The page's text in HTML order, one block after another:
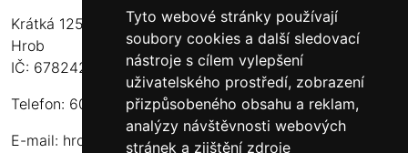
Tyto webové stránky používají
soubory cookies a další sledovací
nástroje s cílem vylepšení
uživatelského prostředí, zobrazení
přizpůsobeného obsahu a reklam,
analýzy návštěvnosti webových
stránek a zjištění zdroje
Krátká 125
Hrob
IČ: 67824234
Telefon: 603 574 306
E-mail: hrobskeuzeniny@seznam.cz